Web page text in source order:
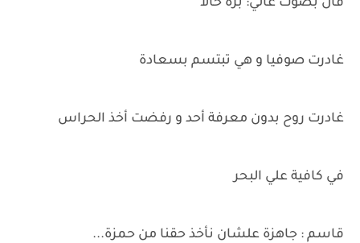
قال بصوت عالي: برة حالا
غادرت صوفيا و هي تبتسم بسعادة
غادرت روح بدون معرفة أحد و رفضت أخذ الحراس
في كافية علي البحر
قاسم : جاهزة علشان نأخذ حقنا من حمزة...